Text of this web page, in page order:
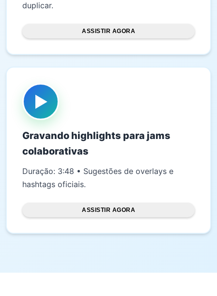
duplicar.
ASSISTIR AGORA
▶
Gravando highlights para jams
colaborativas
Duração: 3:48 • Sugestões de overlays e
hashtags oficiais.
ASSISTIR AGORA